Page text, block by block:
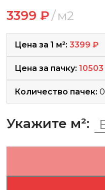
3399 ₽ м2
Цена за 1 м²: 3399 ₽
Цена за пачку: 10503
Количество пачек: 0
Укажите м²: